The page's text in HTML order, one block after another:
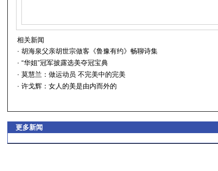
相关新闻
· 胡海泉父亲胡世宗做客《鲁豫有约》畅聊诗集
· “华姐”冠军披露选美夺冠宝典
· 莫慧兰：做运动员 不完美中的完美
· 许戈辉：女人的美是由内而外的
更多新闻